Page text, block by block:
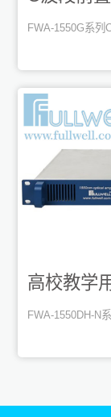
FWA-1550G系列
高校教学
FWA-1550DH-N